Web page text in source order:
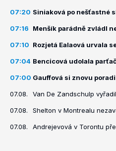
07:20 Siniaková po nešťastné
07:16 Menšík parádně zvládl
07:10 Rozjetá Ealaová urvala
07:04 Bencicová udolala
07:00 Gauffová si znovu
07.08. Van De Zandschulp
07.08. Shelton v Montrealu
07.08. Andrejevová v Torontu